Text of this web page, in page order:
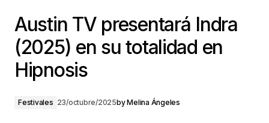
Hipnosis
Austin TV presentará Indra
(2025) en su totalidad en
Hipnosis
Festivales 23/octubre/2025byMelina Ángeles